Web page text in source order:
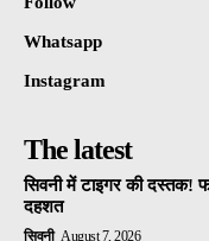
Whatsapp
Instagram
The latest
सिवनी में टाइगर की दस्तक!
दहशत
सिवनी August 7, 2026